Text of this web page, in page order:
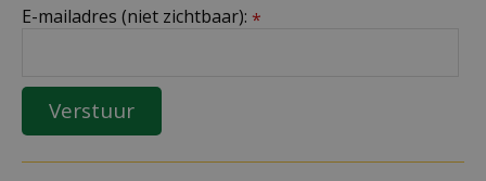
E-mailadres (niet zichtbaar): *